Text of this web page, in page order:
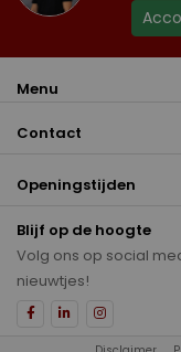
Menu
Contact
Openingstijden
Blijf op de hoogte
Volg ons op social
nieuwtjes!